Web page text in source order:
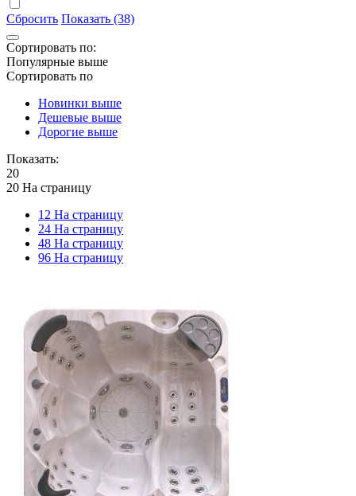
Сбросить Показать (38)
Сортировать по:
Популярные выше
Сортировать по
Новинки выше
Дешевые выше
Дорогие выше
Показать:
20
20 На страницу
12 На страницу
24 На страницу
48 На страницу
96 На страницу